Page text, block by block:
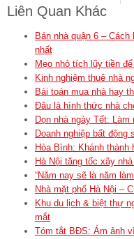
Liên Quan Khác
Bán nhà quận 6 –
nhất
Mẹo nhỏ tích lũy tiền
Kinh nghiệm thuê nhà
Bài toán mua nhà hay
Đâu là hình thức nhà
Dọn nhà ngày Tết:
Doanh nghiệp bất động
Hòa Bình: Khánh
Hà Nội tăng tốc xây
“Năm nay sẽ là năm
Nhà mặt phố Hà Nội –
Khu du lịch & biệt thự
mắt
Tóm tắt BĐS: Ám ảnh